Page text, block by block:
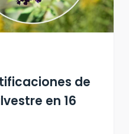
de
en 16